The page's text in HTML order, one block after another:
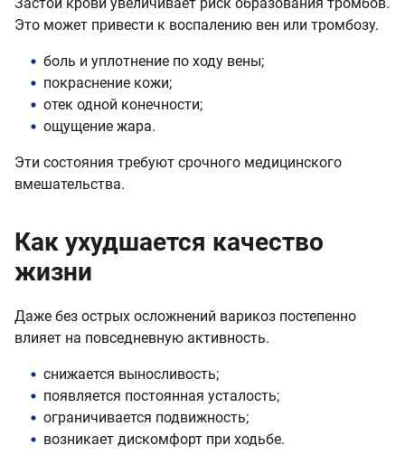
Это может привести к воспалению вен или тромбозу.
боль и уплотнение по ходу вены;
покраснение кожи;
отек одной конечности;
ощущение жара.
Эти состояния требуют срочного медицинского
вмешательства.
Как ухудшается качество
жизни
Даже без острых осложнений варикоз постепенно
влияет на повседневную активность.
снижается выносливость;
появляется постоянная усталость;
ограничивается подвижность;
возникает дискомфорт при ходьбе.